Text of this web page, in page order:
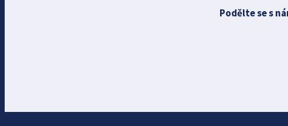
Podělte se s